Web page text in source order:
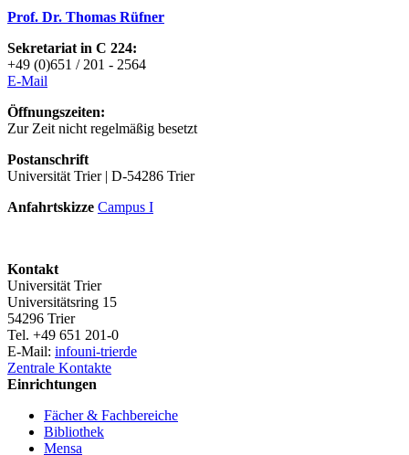
Prof. Dr. Thomas Rüfner
Sekretariat in C 224:
+49 (0)651 / 201 - 2564
E-Mail
Öffnungszeiten:
Zur Zeit nicht regelmäßig besetzt
Postanschrift
Universität Trier | D-54286 Trier
Anfahrtskizze Campus I
Kontakt
Universität Trier
Universitätsring 15
54296 Trier
Tel. +49 651 201-0
E-Mail: infouni-trierde
Zentrale Kontakte
Einrichtungen
Fächer & Fachbereiche
Bibliothek
Mensa